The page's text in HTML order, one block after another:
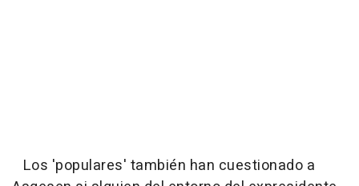
Los 'populares' también han cuestionado a